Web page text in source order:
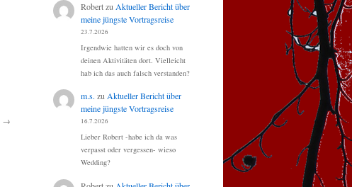
→
Robertzu Aktueller Bericht über
meine jüngste Vortragsreise
23.7.2026
Irgendwie hatten wir es doch von
deinen Aktivitäten dort. Vielleicht
hab ich das auch falsch verstanden?
m.s. zuAktueller Bericht über
meine jüngste Vortragsreise
16.7.2026
Lieber Robert -habe ich da was
verpasst oder vergessen- wieso
Wedding?